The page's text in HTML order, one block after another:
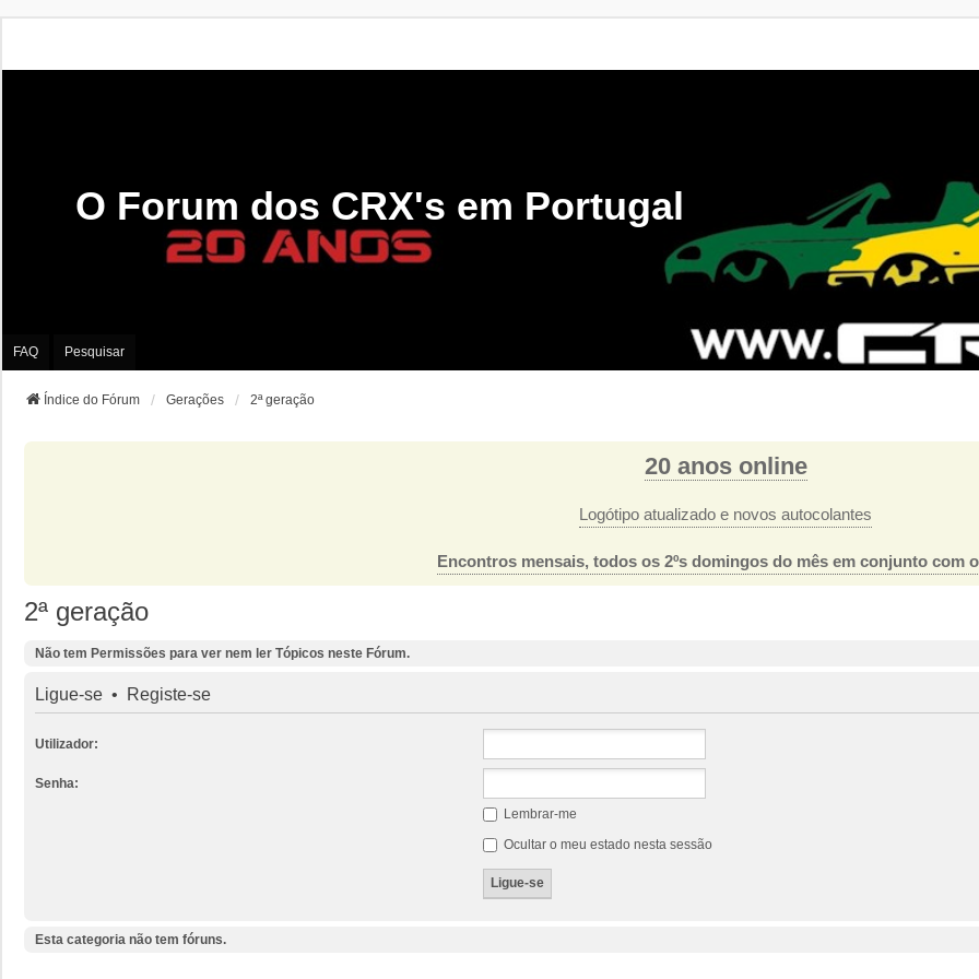
O Forum dos CRX's em Portugal
FAQ Pesquisar
Índice do Fórum Gerações 2ª geração
20 anos online
Logótipo atualizado e novos autocolantes
Encontros mensais, todos os 2ºs domingos do mês em conjunto com
2ª geração
Não tem Permissões para ver nem ler Tópicos neste Fórum.
Ligue-se • Registe-se
Utilizador:
Senha:
Lembrar-me
Ocultar o meu estado nesta sessão
Esta categoria não tem fóruns.